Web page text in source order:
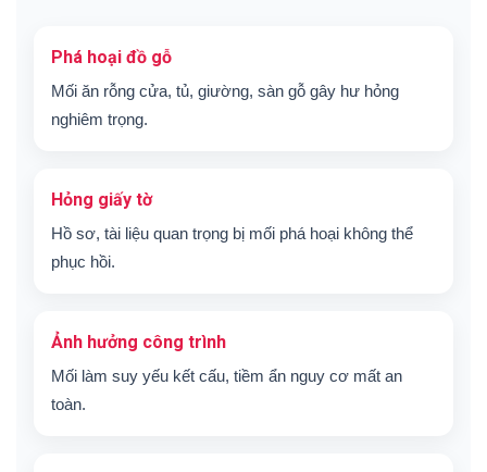
Phá hoại đồ gỗ
Mối ăn rỗng cửa, tủ, giường, sàn gỗ gây hư hỏng
nghiêm trọng.
Hỏng giấy tờ
Hồ sơ, tài liệu quan trọng bị mối phá hoại không thể
phục hồi.
Ảnh hưởng công trình
Mối làm suy yếu kết cấu, tiềm ẩn nguy cơ mất an
toàn.